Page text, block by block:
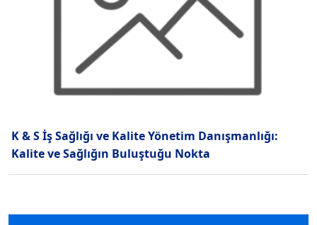
K & S İş Sağlığı ve Kalite Yönetim Danışmanlığı:
Kalite ve Sağlığın Buluştuğu Nokta